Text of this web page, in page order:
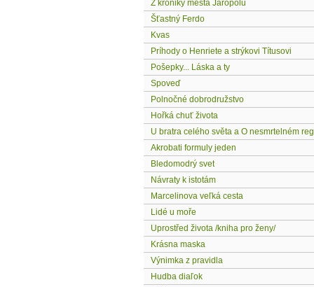
Z kroniky města Jaropolu
Šťastný Ferdo
Kvas
Príhody o Henriete a strýkovi Títusovi
Pošepky... Láska a ty
Spoveď
Polnočné dobrodružstvo
Hořká chuť života
U bratra celého světa a O nesmrtelném
Akrobati formuly jeden
Bledomodrý svet
Návraty k istotám
Marcelinova veľká cesta
Lidé u moře
Uprostřed života /kniha pro ženy/
Krásna maska
Výnimka z pravidla
Hudba diaľok